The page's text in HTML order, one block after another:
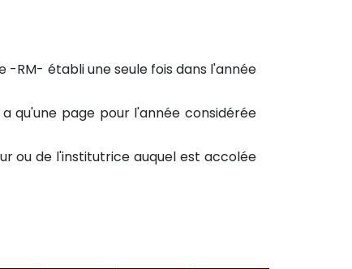
-RM- établi une seule fois dans l'année
qu'une page pour l'année considérée
ou de l'institutrice auquel est accolée